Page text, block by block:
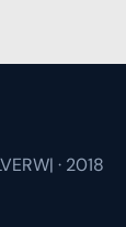
· 2018